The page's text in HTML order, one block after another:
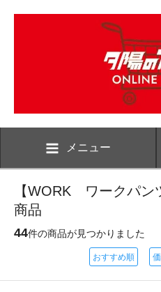
メニュー
【WORK ワークパン
商品
44件の商品が見つかりました
おすすめ順